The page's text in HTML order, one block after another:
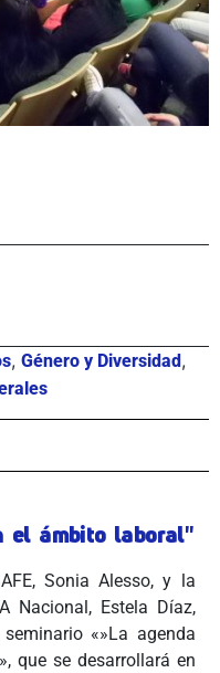
, Género y Diversidad,
el ámbito laboral"
Sonia Alesso, y la
Nacional, Estela Díaz,
«»La agenda
que se desarrollará en